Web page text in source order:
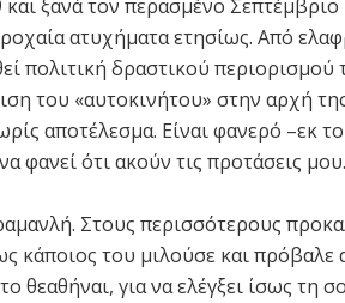
ξανά τον περασμένο
ατυχήματα ετησίως. Από
πολιτική δραστικού
του «αυτοκινήτου» στην αρχή
αποτέλεσμα. Είναι φανερό –εκ
φανεί ότι ακούν τις προτάσεις μου.
Στους περισσότερους
κάποιος του μιλούσε και πρόβαλε
θεαθήναι, για να ελέγξει ίσως τη